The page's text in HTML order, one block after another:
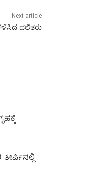
Next article
ದಲಿತರು